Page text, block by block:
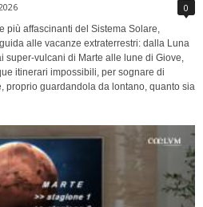
0
più affascinanti del Sistema Solare,
alle vacanze extraterrestri: dalla Luna
super-vulcani di Marte alle lune di Giove,
itinerari impossibili, per sognare di
proprio guardandola da lontano, quanto sia